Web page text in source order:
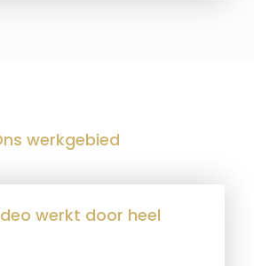
werkgebied
werkt door heel